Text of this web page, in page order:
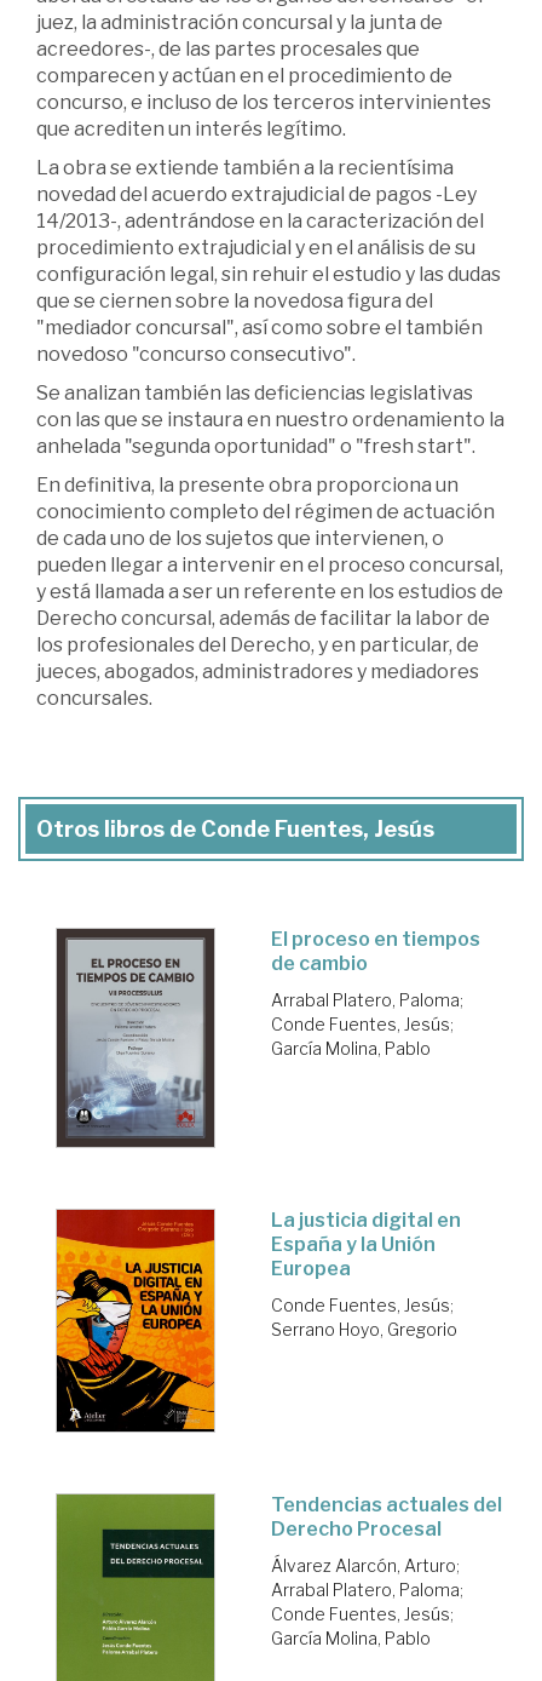
juez, la administración concursal y la junta de
acreedores-, de las partes procesales que
comparecen y actúan en el procedimiento de
concurso, e incluso de los terceros intervinientes
que acrediten un interés legítimo.
La obra se extiende también a la recientísima
novedad del acuerdo extrajudicial de pagos -Ley
14/2013-, adentrándose en la caracterización del
procedimiento extrajudicial y en el análisis de su
configuración legal, sin rehuir el estudio y las dudas
que se ciernen sobre la novedosa figura del
"mediador concursal", así como sobre el también
novedoso "concurso consecutivo".
Se analizan también las deficiencias legislativas
con las que se instaura en nuestro ordenamiento la
anhelada "segunda oportunidad" o "fresh start".
En definitiva, la presente obra proporciona un
conocimiento completo del régimen de actuación
de cada uno de los sujetos que intervienen, o
pueden llegar a intervenir en el proceso concursal,
y está llamada a ser un referente en los estudios de
Derecho concursal, además de facilitar la labor de
los profesionales del Derecho, y en particular, de
jueces, abogados, administradores y mediadores
concursales.
Otros libros de Conde Fuentes, Jesús
El proceso en tiempos
de cambio
Arrabal Platero, Paloma;
Conde Fuentes, Jesús;
García Molina, Pablo
La justicia digital en
España y la Unión
Europea
Conde Fuentes, Jesús;
Serrano Hoyo, Gregorio
Tendencias actuales del
Derecho Procesal
Álvarez Alarcón, Arturo;
Arrabal Platero, Paloma;
Conde Fuentes, Jesús;
García Molina, Pablo